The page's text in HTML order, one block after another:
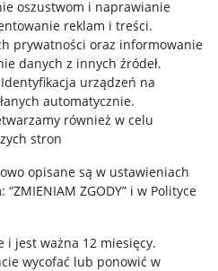
oszustwom i naprawianie
reklam i treści.
prywatności oraz informowanie
danych z innych źródeł.
Identyfikacja urządzeń na
automatycznie.
również w celu
stron
opisane są w ustawieniach
ZGODY” i w Polityce
i jest ważna 12 miesięcy.
wycofać lub ponowić w
Cyfrowych